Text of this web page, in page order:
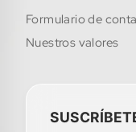
formulario de
Nuestros valores